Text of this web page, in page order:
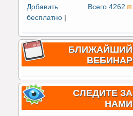
Всего 4262
Добавить
бесплатно
БЛИЖАЙШИЙ
ВЕБИНАР
СЛЕДИТЕ ЗА
НАМИ